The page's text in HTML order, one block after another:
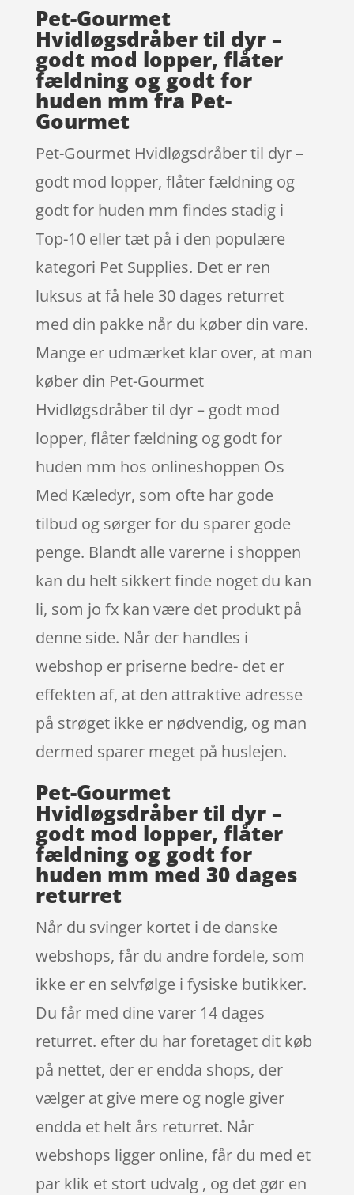
Pet-Gourmet
Hvidløgsdråber til dyr –
godt mod lopper, flåter
fældning og godt for
huden mm fra Pet-
Gourmet
Pet-Gourmet Hvidløgsdråber til dyr –
godt mod lopper, flåter fældning og
godt for huden mm findes stadig i
Top-10 eller tæt på i den populære
kategori Pet Supplies. Det er ren
luksus at få hele 30 dages returret
med din pakke når du køber din vare.
Mange er udmærket klar over, at man
køber din Pet-Gourmet
Hvidløgsdråber til dyr – godt mod
lopper, flåter fældning og godt for
huden mm hos onlineshoppen Os
Med Kæledyr, som ofte har gode
tilbud og sørger for du sparer gode
penge. Blandt alle varerne i shoppen
kan du helt sikkert finde noget du kan
li, som jo fx kan være det produkt på
denne side. Når der handles i
webshop er priserne bedre- det er
effekten af, at den attraktive adresse
på strøget ikke er nødvendig, og man
dermed sparer meget på huslejen.
Pet-Gourmet
Hvidløgsdråber til dyr –
godt mod lopper, flåter
fældning og godt for
huden mm med 30 dages
returret
Når du svinger kortet i de danske
webshops, får du andre fordele, som
ikke er en selvfølge i fysiske butikker.
Du får med dine varer 14 dages
returret. efter du har foretaget dit køb
på nettet, der er endda shops, der
vælger at give mere og nogle giver
endda et helt års returret. Når
webshops ligger online, får du med et
par klik et stort udvalg , og det gør en